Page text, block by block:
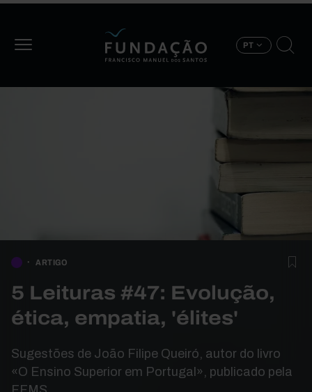
PT
ARTIGO
5 Leituras #47: Evolução,
ética, empatia, 'élites'
Sugestões de João Filipe Queiró, autor do livro
«O Ensino Superior em Portugal», publicado pela